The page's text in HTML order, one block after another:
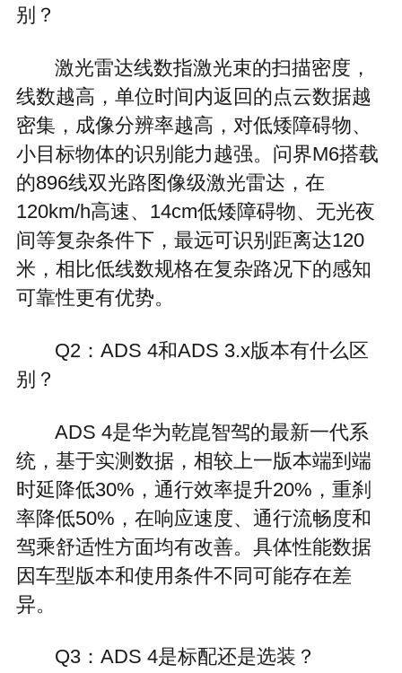
别？
激光雷达线数指激光束的扫描密度，
线数越高，单位时间内返回的点云数据越
密集，成像分辨率越高，对低矮障碍物、
小目标物体的识别能力越强。问界M6搭载
的896线双光路图像级激光雷达，在
120km/h高速、14cm低矮障碍物、无光夜
间等复杂条件下，最远可识别距离达120
米，相比低线数规格在复杂路况下的感知
可靠性更有优势。
Q2：ADS 4和ADS 3.x版本有什么区
别？
ADS 4是华为乾崑智驾的最新一代系
统，基于实测数据，相较上一版本端到端
时延降低30%，通行效率提升20%，重刹
率降低50%，在响应速度、通行流畅度和
驾乘舒适性方面均有改善。具体性能数据
因车型版本和使用条件不同可能存在差
异。
Q3：ADS 4是标配还是选装？